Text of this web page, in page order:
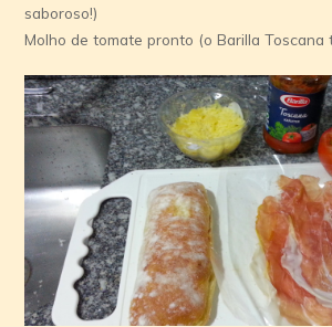
saboroso!)
Molho de tomate pronto (o Barilla Toscana